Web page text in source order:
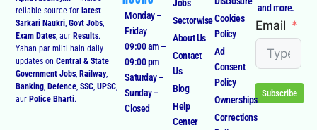
reliable source forlatest
Sarkari Naukri ,Govt Jobs
Exam Dates , aurResults.
Yahan par milti hain daily
updates onCentral & State
Government Jobs ,Railway,
Banking ,Defence ,SSC ,UPSC
aurPolice Bharti.
Monday –
Friday
09:00 am –
09:00 pm
Saturday –
Sunday –
Closed
Jobs
Sectorwise
About Us
Contact
Us
Blog
Help
Center
Cookies
Policy
Ad
Consent
Policy
Ownerships
Corrections
and more.
Email
Subscribe